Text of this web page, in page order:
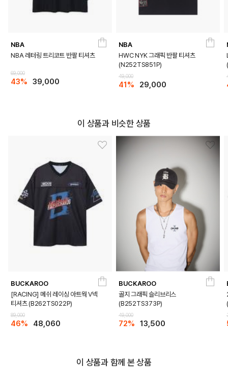
PRODUCT VIEW
NBA
NBA 레터링 트리코트 반팔 티셔츠
69,000
43% 39,000
NBA
HWC NYK 그래픽 반팔 티셔츠
(N252TS851P)
49,000
41% 29,000
이 상품과 비슷한 상품
BUCKAROO
[RACING] 메쉬 레이싱 아트웍 V넥
티셔츠 (B262TS022P)
89,000
46% 48,060
BUCKAROO
골지 그래픽 슬리브리스
(B252TS373P)
49,000
72% 13,500
이 상품과 함께 본 상품